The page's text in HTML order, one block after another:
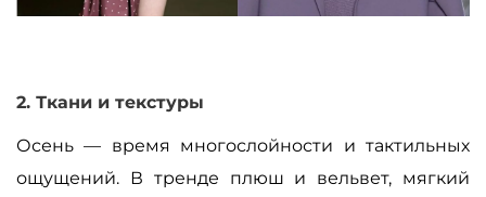
2. Ткани и текстуры
Осень— время многослойности и тактильных
ощущений. В тренде плюш и вельвет, мягкий